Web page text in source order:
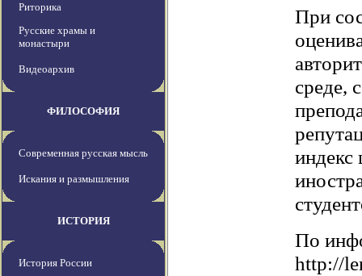
Риторика
Русские храмы и
монастыри
Видеоархив
ФИЛОСОФИЯ
Современная русская мысль
Искания и размышления
ИСТОРИЯ
История России
При
среде,
индекс
По
http://